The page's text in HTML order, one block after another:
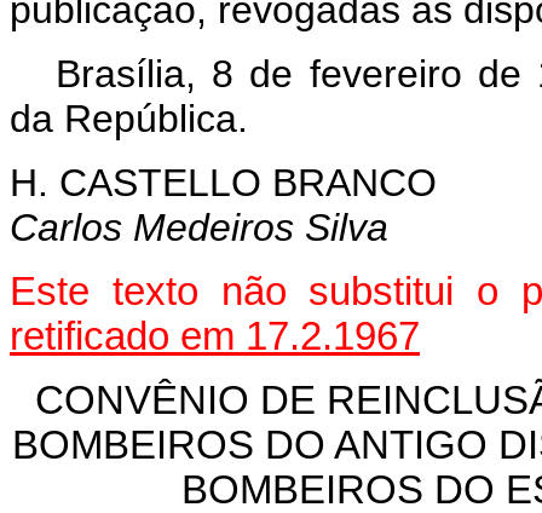
publicação, revogadas as
Brasília, 8 de fevereiro de
da República.
H. CASTELLO BRANCO
Carlos Medeiros Silva
Este texto não substitui o
retificado em 17.2.1967
CONVÊNIO DE
BOMBEIROS DO ANTIGO
BOMBEIROS DO